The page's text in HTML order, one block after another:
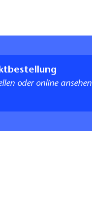
oder online ansehen